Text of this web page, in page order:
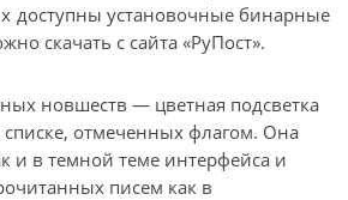
доступны установочные бинарные
скачать с сайта «РуПост».
новшеств — цветная подсветка
отмеченных флагом. Она
и в темной теме интерфейса и
писем как в